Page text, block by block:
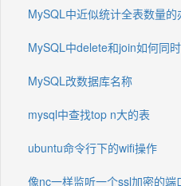
MySQL中近似统计全表数量的
MySQL中delete和join如何同
MySQL改数据库名称
mysql中查找top n大的表
ubuntu命令行下的wifi操作
像nc一样监听一个ssl加密的端